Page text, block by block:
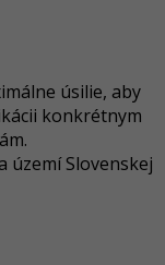
úsilie, aby
konkrétnym
území Slovenskej